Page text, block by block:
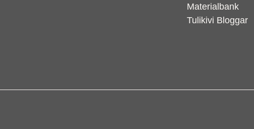
Materialbank
Tulikivi Bloggar